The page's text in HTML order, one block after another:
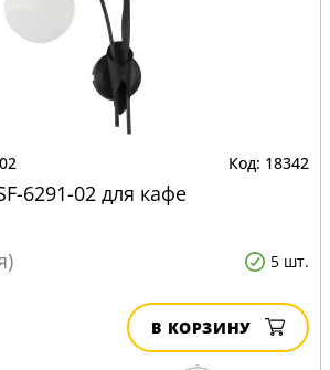
18342
6291-02 для кафе
5 шт.
В КОРЗИНУ